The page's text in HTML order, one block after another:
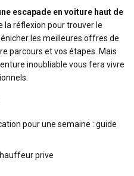
escapade en voiture haut de
la réflexion pour trouver le
les meilleures offres de
parcours et vos étapes. Mais
inoubliable vous fera vivre
pour une semaine : guide
prive